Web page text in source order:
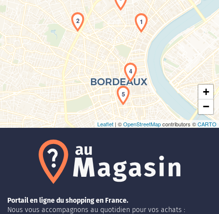
Chargement de la carte en cours...
1
2
4
5
+
−
Leaflet | ©OpenStreetMapcontributors ©CARTO
Portail en ligne du shopping en France.
Nous vous accompagnons au quotidien pour vos achats :